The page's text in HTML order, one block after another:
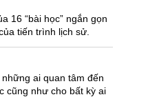
16 “bài học” ngắn gọn
tiến trình lịch sử.
ai quan tâm đến
cũng như cho bất kỳ ai